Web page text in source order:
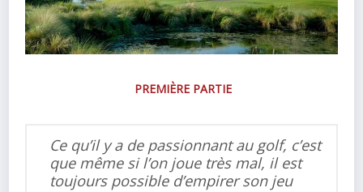
PREMIÈRE PARTIE
Ce qu’il y a de passionnant au golf, c’est
que même si l’on joue très mal, il est
toujours possible d’empirer son jeu